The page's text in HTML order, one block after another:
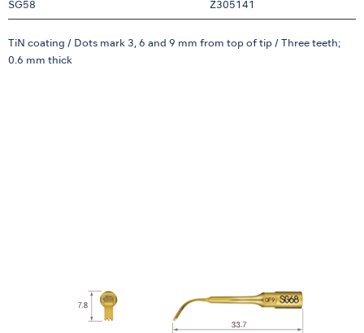
SG58 Z305141
TiN coating / Dots mark 3, 6 and 9 mm from top of tip / Three teeth;
0.6 mm thick